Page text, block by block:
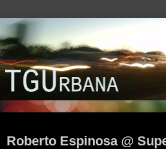
Roberto Espinosa @